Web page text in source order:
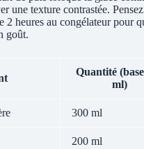
une texture contrastée.
2 heures au congélateur pour
goût.
Quantité
ml)
300 ml
200 ml